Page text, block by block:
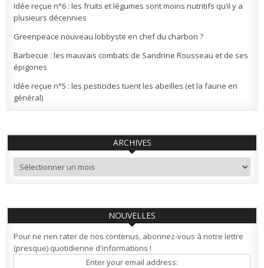
Idée reçue n°6 : les fruits et légumes sont moins nutritifs qu’il y a
plusieurs décennies
Greenpeace nouveau lobbyste en chef du charbon ?
Barbecue : les mauvais combats de Sandrine Rousseau et de ses
épigones
Idée reçue n°5 : les pesticides tuent les abeilles (et la faune en
général)
ARCHIVES
Archives
NOUVELLES
Pour ne rien rater de nos contenus, abonnez-vous à notre lettre
(presque) quotidienne d'informations !
Enter your email address: